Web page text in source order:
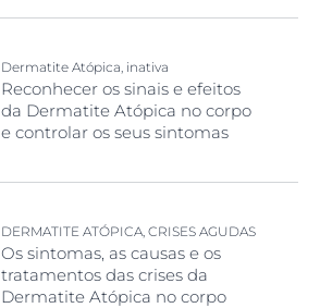
Dermatite Atópica, inativa
Reconhecer os sinais e efeitos
da Dermatite Atópica no corpo
e controlar os seus sintomas
DERMATITE ATÓPICA, CRISES AGUDAS
Os sintomas, as causas e os
tratamentos das crises da
Dermatite Atópica no corpo